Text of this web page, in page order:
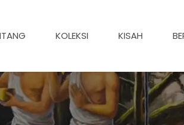
KOLEKSI KISAH